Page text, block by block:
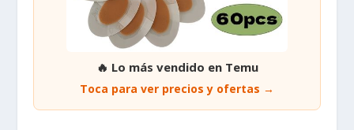
🔥 Lo más vendido en Temu
Toca para ver precios y ofertas →